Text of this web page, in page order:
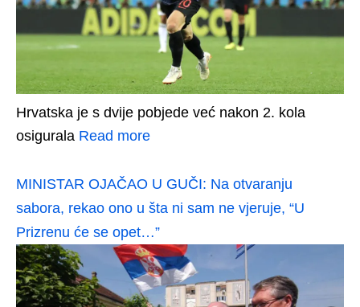
Hrvatska je s dvije pobjede već nakon 2. kola
osigurala Read more
MINISTAR OJAČAO U GUČI: Na otvaranju
sabora, rekao ono u šta ni sam ne vjeruje, “U
Prizrenu će se opet…”